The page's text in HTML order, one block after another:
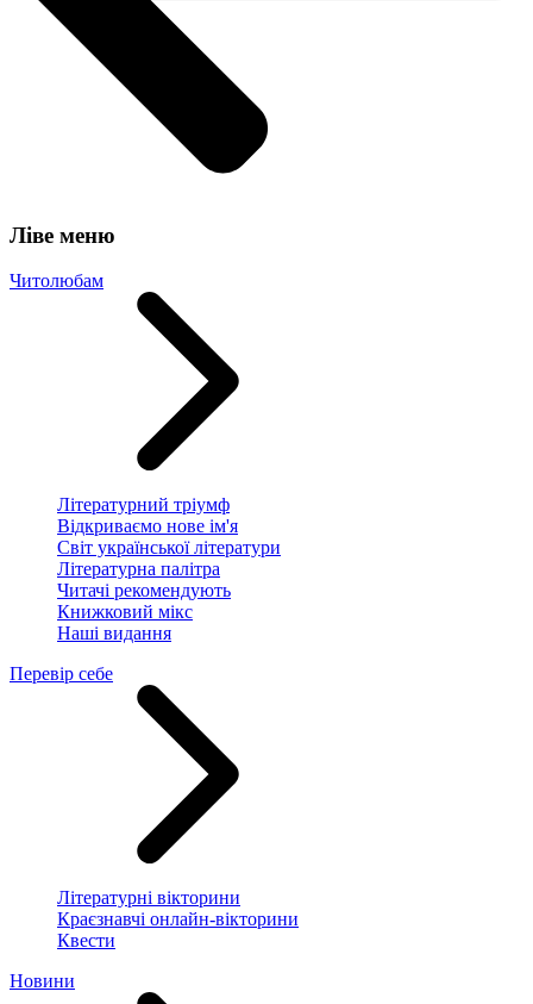
Ліве меню
Читолюбам
Літературний тріумф
Відкриваємо нове ім'я
Світ української літератури
Літературна палітра
Читачі рекомендують
Книжковий мікс
Наші видання
Перевір себе
Літературні вікторини
Краєзнавчі онлайн-вікторини
Квести
Новини